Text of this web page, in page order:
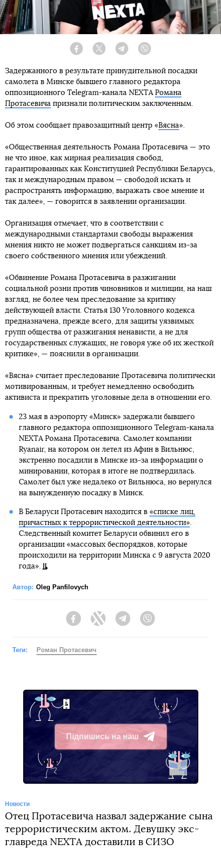
Facebook Twitter Telegram
Задержанного в результате принудительной посадки
самолета в Минске бывшего главного редактора
оппозиционного Telegram-канала NEXTA Романа
Протасевича признали политическим заключенным.
Об этом сообщает правозащитный центр «Вясна».
«Общественная деятельность Романа Протасевича — это
не что иное, как мирная реализация свобод,
гарантированных как Конституцией Республики Беларусь,
так и международным правом — свободой искать и
распространять информацию, выражать свое мнение и
так далее», — говорится в заявлении организации.
Организация отмечает, что в соответствии с
международными стандартами свободы выражения
мнения никто не может подвергаться санкциям из-за
своего собственного мнения или убеждений.
«Обвинение Романа Протасевича в разжигании
социальной розни против чиновников и милиции, на наш
взгляд, не более чем преследование за критику
действующей власти. Статья 130 Уголовного кодекса
предназначена, прежде всего, для защиты уязвимых
групп общества от разжигания ненависти, а не для
государственных служащих, не говоря уже об их жесткой
критике», — пояснили в организации.
«Вясна» считает преследование Протасевича политически
мотивированным, и требует немедленно освободить
активиста и прекратить уголовные дела в отношении его.
23 мая в аэропорту «Минск» задержали бывшего
главного редактора оппозиционного Telegram-канала
NEXTA Романа Протасевича. Самолет компании
Ryanair, на котором он летел из Афин в Вильнюс,
экстренно посадили в Минске из-за информации о
минировании, которая в итоге не подтвердилась.
Самолет был уже недалеко от Вильнюса, но вернулся
на вынужденную посадку в Минск.
В Беларуси Протасевич находится в «списке лиц,
причастных к террористической деятельности».
Следственный комитет Беларуси обвинил его в
организации «массовых беспорядков, которые
происходили на территории Минска с 9 августа 2020
года».
Автор: Oleg Panfilovych
FacebookTwitter Telegram
Теги: Роман Протасевич
Підпишись на наш
Telegram
Новости
Отец Протасевича назвал задержание сына
террористическим актом. Девушку экс-
главреда NEXTA доставили в СИЗО